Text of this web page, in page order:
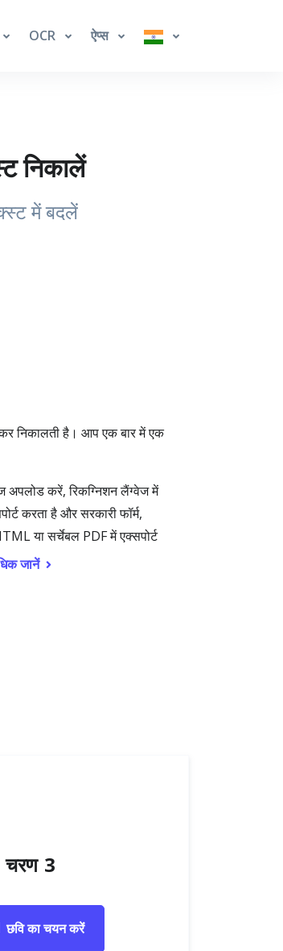
OCR ऐप्स
निकालें
में बदलें
निकालती है। आप एक बार में एक
करें, रिकग्निशन लैंग्वेज में
करता है और सरकारी फॉर्म,
या सर्चेबल PDF में एक्सपोर्ट
जानें
चरण 3
छवि का चयन करें